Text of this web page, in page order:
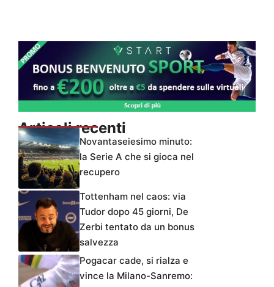
Articoli recenti
Novantaseiesimo minuto:
la Serie A che si gioca nel
recupero
Tottenham nel caos: via
Tudor dopo 45 giorni, De
Zerbi tentato da un bonus
salvezza
Pogacar cade, si rialza e
vince la Milano-Sanremo: